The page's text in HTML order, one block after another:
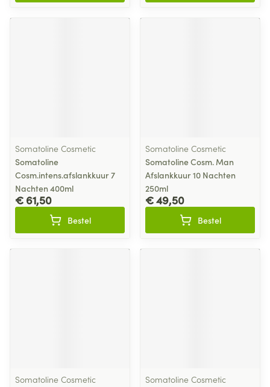
Somatoline Cosmetic
Somatoline
Cosm.intens.afslankkuur 7
Nachten 400ml
€ 61,50
Bestel
Somatoline Cosmetic
Somatoline Cosm. Man
Afslankkuur 10 Nachten
250ml
€ 49,50
Bestel
Somatoline Cosmetic
Somatoline Cosmetic